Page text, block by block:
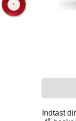
Indtast